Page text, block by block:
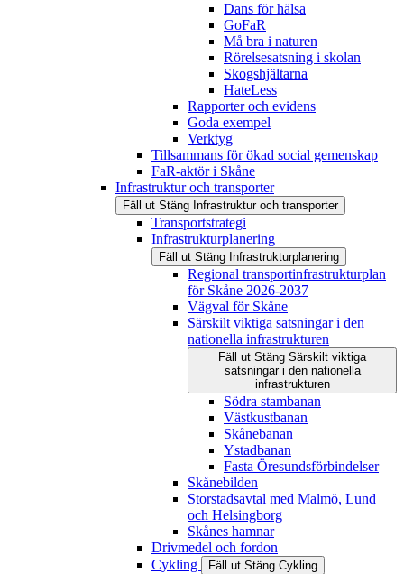
Dans för hälsa
GoFaR
Må bra i naturen
Rörelsesatsning i skolan
Skogshjältarna
HateLess
Rapporter och evidens
Goda exempel
Verktyg
Tillsammans för ökad social gemenskap
FaR-aktör i Skåne
Infrastruktur och transporter
Fäll ut Stäng Infrastruktur och transporter
Transportstrategi
Infrastrukturplanering
Fäll ut Stäng Infrastrukturplanering
Regional transportinfrastrukturplan
för Skåne 2026-2037
Vägval för Skåne
Särskilt viktiga satsningar i den
nationella infrastrukturen
Fäll ut Stäng Särskilt viktiga
satsningar i den nationella
infrastrukturen
Södra stambanan
Västkustbanan
Skånebanan
Ystadbanan
Fasta Öresundsförbindelser
Skånebilden
Storstadsavtal med Malmö, Lund
och Helsingborg
Skånes hamnar
Drivmedel och fordon
Cykling
Fäll ut Stäng Cykling